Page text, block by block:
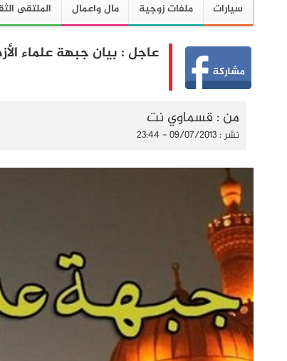
سيارات
ملفات زوجية مال واعمال الملتقى
عاجل : بيان جبهة علماء
من : قسماوي نت
نشر : 09/07/2013 - 23:44